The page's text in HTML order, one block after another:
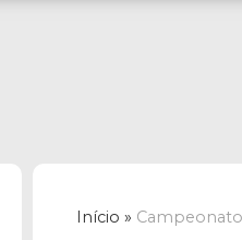
Início »